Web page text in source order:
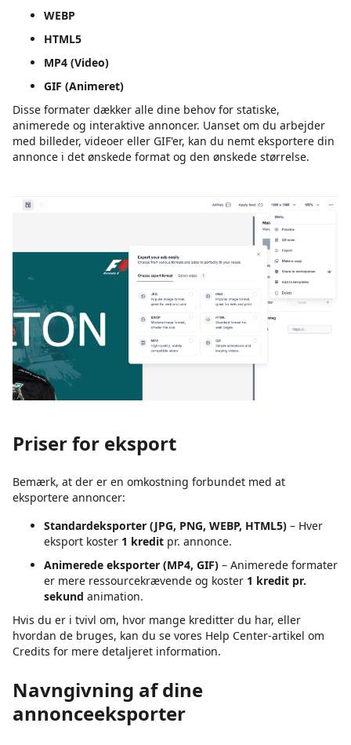
WEBP
HTML5
MP4 (Video)
GIF (Animeret)
Disse formater dækker alle dine behov for statiske,
animerede og interaktive annoncer. Uanset om du arbejder
med billeder, videoer eller GIF'er, kan du nemt eksportere din
annonce i det ønskede format og den ønskede størrelse.
Priser for eksport
Bemærk, at der er en omkostning forbundet med at
eksportere annoncer:
Standardeksporter (JPG, PNG, WEBP, HTML5) – Hver
eksport koster 1 kredit pr. annonce.
Animerede eksporter (MP4, GIF) – Animerede formater
er mere ressourcekrævende og koster 1 kredit pr.
sekund animation.
Hvis du er i tvivl om, hvor mange kreditter du har, eller
hvordan de bruges, kan du se vores Help Center-artikel om
Credits for mere detaljeret information.
Navngivning af dine
annonceeksporter